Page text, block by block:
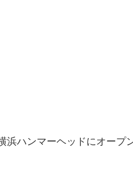
ハンマーヘッドにオープ